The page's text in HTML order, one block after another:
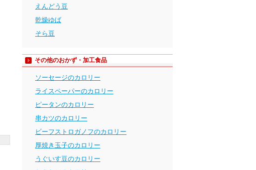
えんどう豆
乾燥ゆば
そら豆
その他のおかず・加工食品
ソーセージのカロリー
ライスペーパーのカロリー
ピータンのカロリー
串カツのカロリー
ビーフストロガノフのカロリー
厚焼き玉子のカロリー
うぐいす豆のカロリー